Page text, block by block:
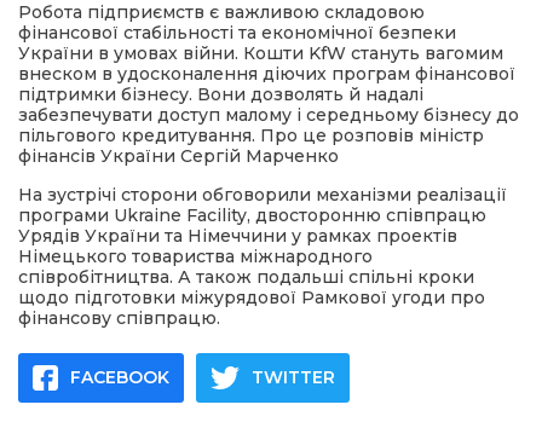
Робота підприємств є важливою складовою
фінансової стабільності та економічної безпеки
України в умовах війни. Кошти KfW стануть вагомим
внеском в удосконалення діючих програм фінансової
підтримки бізнесу. Вони дозволять й надалі
забезпечувати доступ малому і середньому бізнесу до
пільгового кредитування. Про це розповів міністр
фінансів України Сергій Марченко
На зустрічі сторони обговорили механізми реалізації
програми Ukraine Facility, двосторонню співпрацю
Урядів України та Німеччини у рамках проектів
Німецького товариства міжнародного
співробітництва. А також подальші спільні кроки
щодо підготовки міжурядової Рамкової угоди про
фінансову співпрацю.
FACEBOOK TWITTER